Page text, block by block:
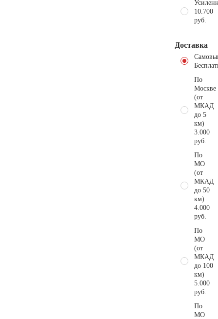
10.700
руб.
Доставка
По
Москве
(от
МКАД
до 5
км)
3.000
руб.
По
МО
(от
МКАД
до 50
км)
4.000
руб.
По
МО
(от
МКАД
до 100
км)
5.000
руб.
По
МО